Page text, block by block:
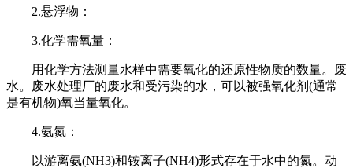
2.悬浮物：
3.化学需氧量：
用化学方法测量水样中需要氧化的还原性物质的数量。废
水。废水处理厂的废水和受污染的水，可以被强氧化剂(通常
是有机物)氧当量氧化。
4.氨氮：
以游离氨(NH3)和铵离子(NH4)形式存在于水中的氮。动